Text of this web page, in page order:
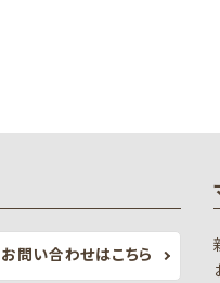
問い合わせはこちら